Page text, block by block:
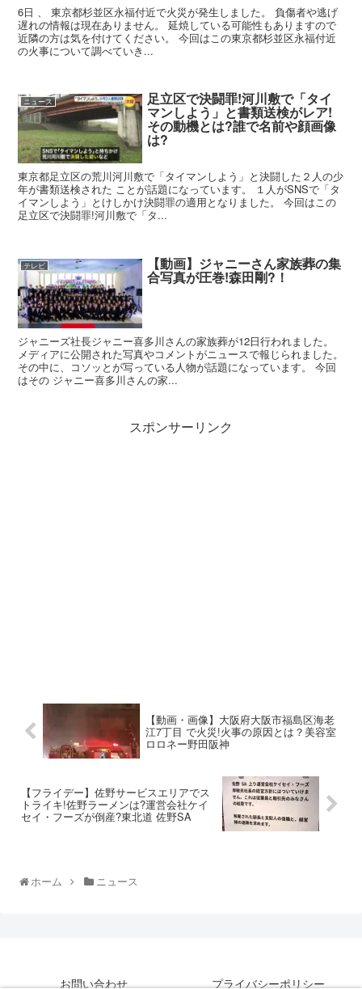
6日 、 東京都杉並区永福付近で火災が発生しました。 負傷者や逃げ
遅れの情報は現在ありません。 延焼している可能性もありますので
近隣の方は気を付けてください。 今回はこの東京都杉並区永福付近
の火事について調べていき...
ニュース 足立区で決闘罪!河川敷で「タイ
マンしよう」と書類送検がレア!
その動機とは?誰で名前や顔画像
は?
東京都足立区の荒川河川敷で「タイマンしよう」と決闘した２人の少
年が書類送検された ことが話題になっています。 １人がSNSで「タ
イマンしよう」とけしかけ決闘罪の適用となりました。 今回はこの
足立区で決闘罪!河川敷で「タ...
テレビ 【動画】ジャニーさん家族葬の集
合写真が圧巻!森田剛?！
ジャニーズ社長ジャニー喜多川さんの家族葬が12日行われました。
メディアに公開された写真やコメントがニュースで報じられました。
その中に、コソッとが写っている人物が話題になっています。 今回
はその ジャニー喜多川さんの家...
スポンサーリンク
【動画・画像】大阪府大阪市福島区海老
江7丁目 で火災!火事の原因とは？美容室
ロロネー野田阪神
【フライデー】佐野サービスエリアでス
トライキ!佐野ラーメンは?運営会社ケイ
セイ・フーズが倒産?東北道 佐野SA
ホーム ニュース
お問い合わせ プライバシーポリシー